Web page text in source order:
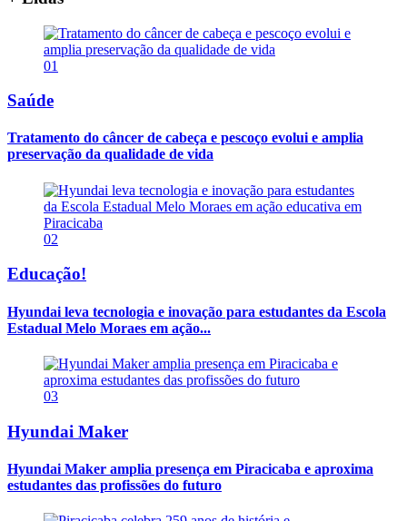
01
Saúde
Tratamento do câncer de cabeça e pescoço evolui e amplia
preservação da qualidade de vida
02
Educação!
Hyundai leva tecnologia e inovação para estudantes da Escola
Estadual Melo Moraes em ação...
03
Hyundai Maker
Hyundai Maker amplia presença em Piracicaba e aproxima
estudantes das profissões do futuro